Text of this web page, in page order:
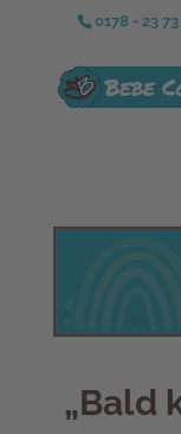
0178 - 23 73
„Bald